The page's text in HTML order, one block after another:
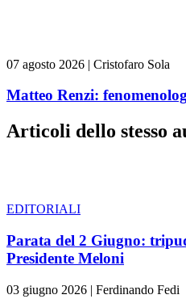
07 agosto 2026 | Cristofaro Sola
Matteo Renzi:
Articoli dello stesso
EDITORIALI
Parata del 2 Giugno:
Presidente Meloni
03 giugno 2026 | Ferdinando Fedi